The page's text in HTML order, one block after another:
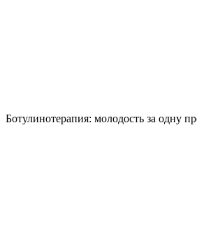
Ботулинотерапия: молодость за одну